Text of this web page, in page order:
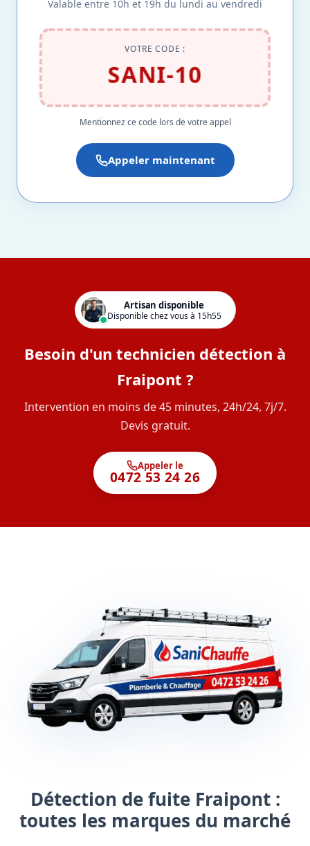
Valable entre 10h et 19h du lundi au vendredi
VOTRE CODE :
SANI-10
Mentionnez ce code lors de votre appel
Appeler maintenant
Artisan disponible
Disponible chez vous à 15h55
Besoin d'un technicien détection à
Fraipont ?
Intervention en moins de 45 minutes, 24h/24, 7j/7.
Devis gratuit.
Appeler le
0472 53 24 26
Détection de fuite Fraipont :
toutes les marques du marché